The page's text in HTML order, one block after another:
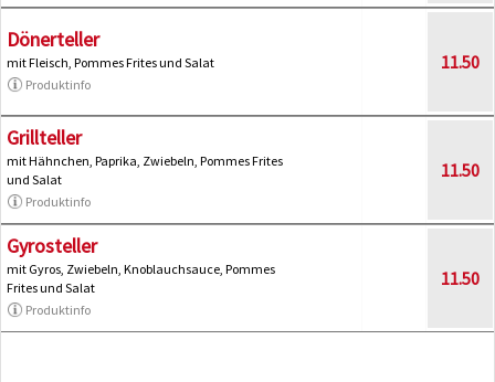
Dönerteller
mit Fleisch, Pommes Frites und Salat
Produktinfo
11.50
Grillteller
mit Hähnchen, Paprika, Zwiebeln, Pommes Frites
und Salat
Produktinfo
11.50
Gyrosteller
mit Gyros, Zwiebeln, Knoblauchsauce, Pommes
Frites und Salat
Produktinfo
11.50